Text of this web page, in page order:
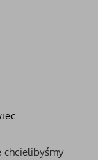
chcielibyśmy